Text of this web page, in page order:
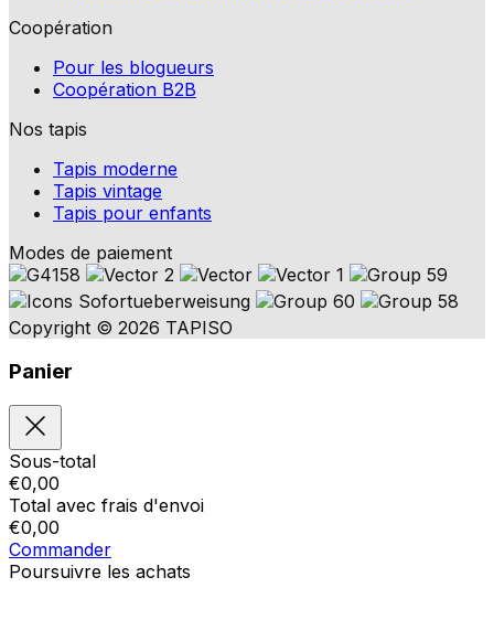
Coopération
Pour les blogueurs
Coopération B2B
Nos tapis
Tapis moderne
Tapis vintage
Tapis pour enfants
Modes de paiement
Copyright © 2026 TAPISO
Panier
Sous-total
€0,00
Total avec frais d'envoi
€0,00
Commander
Poursuivre les achats